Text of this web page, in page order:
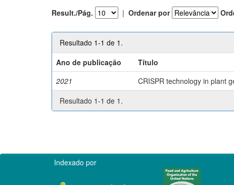
Result./Pág. | Ordenar por
Resultado 1-1 de 1.
Ano de publicação
Título
2021
CRISPR technology in plant
Resultado 1-1 de 1.
Indexado por